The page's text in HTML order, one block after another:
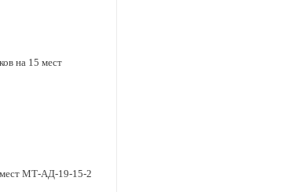
МТ-АД-19-15-2